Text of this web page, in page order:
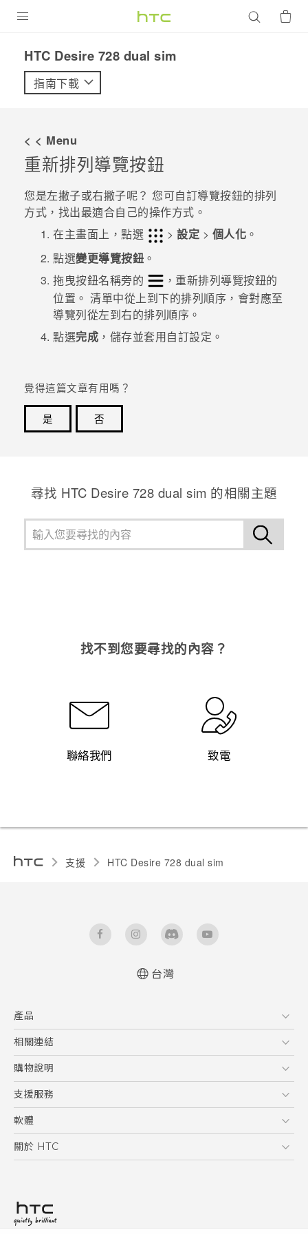
VIVE
配件
優惠專區
企業採購
銷售通路
支援服務
VIVELAND
HTC Desire 728 dual sim‎
指南下載
< < Menu
重新排列導覽按鈕
您是左撇子或右撇子呢？ 您可自訂導覽按鈕的排列
方式，找出最適合自己的操作方式。
在主畫面上，點選 > 設定 > 個人化 。
點選變更導覽按鈕 。
拖曳按鈕名稱旁的
，重新排列導覽按鈕的
位置。 清單中從上到下的排列順序，會對應至
導覽列從左到右的排列順序。
點選完成 ，儲存並套用自訂設定。
覺得這篇文章有用嗎？
是
否
尋找 HTC Desire 728 dual sim 的相關主題
找不到您要尋找的內容？
聯絡我們 致電
支援 HTC Desire 728 dual sim‎
English - User manual
台灣
產品
5G
智慧型手機
配件
相關連結
HTC Research
購物說明
購物須知
訂單管理
付款方式
支援服務
到府收送維修服務
服務中心資訊
客戶服務佈告欄
軟體
應用程式
HTC Sync Manager
關於 HTC
投資人